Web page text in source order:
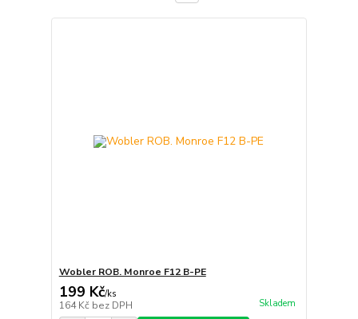
Wobler ROB. Monroe F12 B-PE
199 Kč/ks
164 Kč bez DPH Skladem